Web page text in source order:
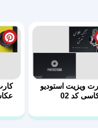
ویزیت استودیو
کد 02